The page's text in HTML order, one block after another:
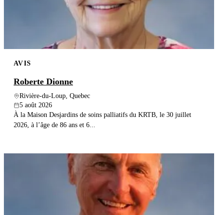
AVIS
Roberte Dionne
Rivière-du-Loup, Quebec
5 août 2026
À la Maison Desjardins de soins palliatifs du KRTB, le 30 juillet
2026, à l’âge de 86 ans et 6...